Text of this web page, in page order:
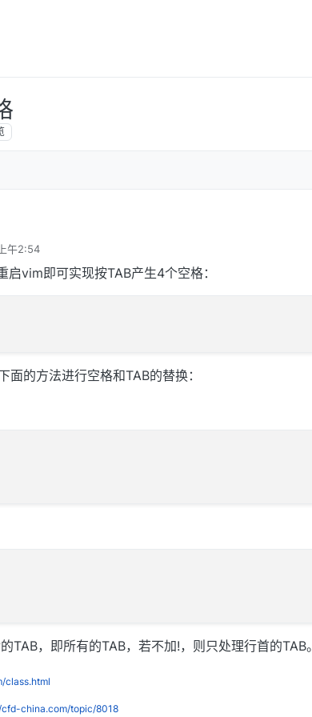
午2:54
vim即可实现按TAB产生4个空格：
的方法进行空格和TAB的替换：
TAB，即所有的TAB，若不加!，则只处理行首的TAB。
class.html
cfd-china.com/topic/8018